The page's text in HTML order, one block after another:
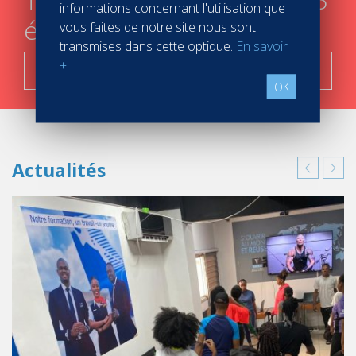
étapes
Actualités
informations concernant l'utilisation que
vous faites de notre site nous sont
transmises dans cette optique. En savoir
+
OK